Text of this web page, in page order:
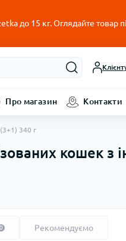
до 15 кг. Оглядайте товар
Про магазин Контакти
340 г
кошек з
0 Рекомендуємо